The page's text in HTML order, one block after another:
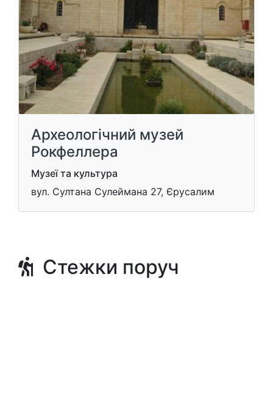
Археологічний музей
Рокфеллера
Музеї та культура
вул. Султана Сулеймана 27, Єрусалим
Стежки поруч